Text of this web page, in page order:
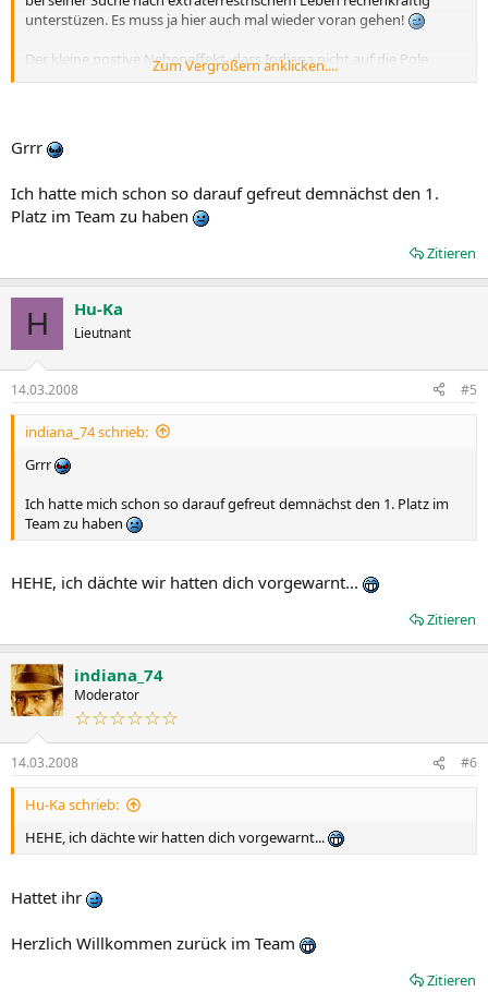
unterstüzen. Es muss ja hier auch mal wieder voran gehen!
Der kleine postive Nebeneffekt, dass Indiana nicht auf die Pole
Position kommt, ist vielleicht auch nicht ganz unwichtig für den
Zum Vergrößern anklicken....
Grrr
Ich hatte mich schon so darauf gefreut demnächst den 1.
Platz im Team zu haben
Zitieren
H Hu-Ka
Lieutnant
14.03.2008 #5
indiana_74 schrieb:
Grrr
Ich hatte mich schon so darauf gefreut demnächst den 1. Platz im
Team zu haben
HEHE, ich dächte wir hatten dich vorgewarnt...
Zitieren
indiana_74
Moderator
☆☆☆☆☆☆
14.03.2008 #6
Hu-Ka schrieb:
HEHE, ich dächte wir hatten dich vorgewarnt...
Hattet ihr
Herzlich Willkommen zurück im Team
Zitieren